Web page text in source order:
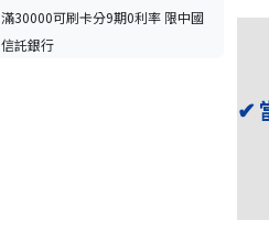
滿30000可刷卡分9期0利率 限中國
信託銀行
✔